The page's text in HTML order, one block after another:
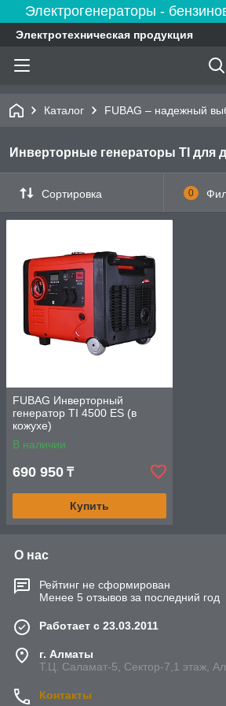
Электрогенераторы -
Электротехническая продукция
Каталог FUBAG – надежный
Инверторные генераторы TI для
Сортировка 0
FUBAG Инверторный
генератор TI 4500 ES (в
кожухе)
В наличии
690 950 ₸
Купить
О нас
Рейтинг не сформирован
Менее 5 отзывов за последний год
Работает с 23.03.2011
г. Алматы
Т.Ц. Саламат-5, Cектор-7,1 этаж,
Контакты